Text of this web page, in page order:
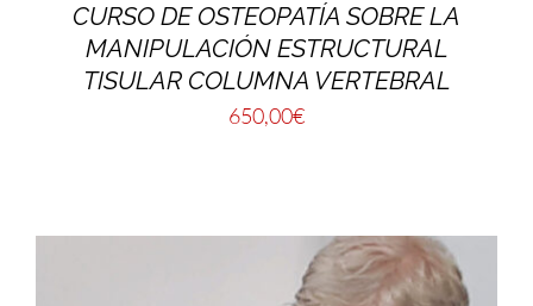
CURSO DE OSTEOPATÍA SOBRE LA
MANIPULACIÓN ESTRUCTURAL
TISULAR COLUMNA VERTEBRAL
650,00€